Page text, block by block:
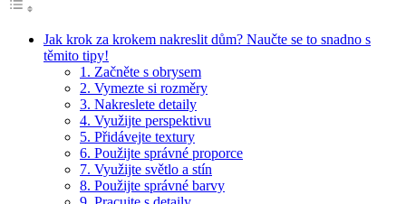
Jak krok za krokem nakreslit dům? Naučte se to snadno s
těmito tipy!
1. Začněte s obrysem
2. Vymezte si rozměry
3. Nakreslete detaily
4. Využijte perspektivu
5. Přidávejte textury
6. Použijte správné proporce
7. Využijte světlo a stín
8. Použijte správné barvy